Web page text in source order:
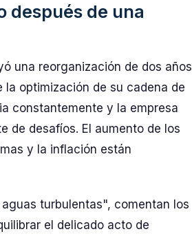
después de una
una reorganización de dos años
optimización de su cadena de
constantemente y la empresa
de desafíos. El aumento de los
y la inflación están
turbulentas", comentan los
el delicado acto de